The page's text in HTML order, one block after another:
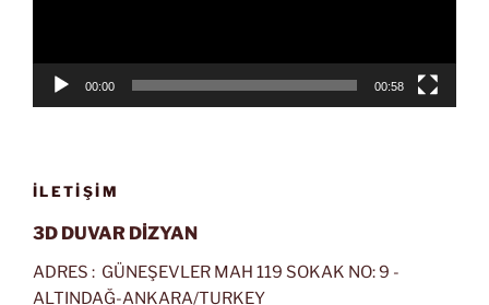
00:00 00:58
İLETIŞIM
3D DUVAR DİZYAN
ADRES : GÜNEŞEVLER MAH 119 SOKAK NO: 9 -
ALTINDAĞ-ANKARA/TURKEY